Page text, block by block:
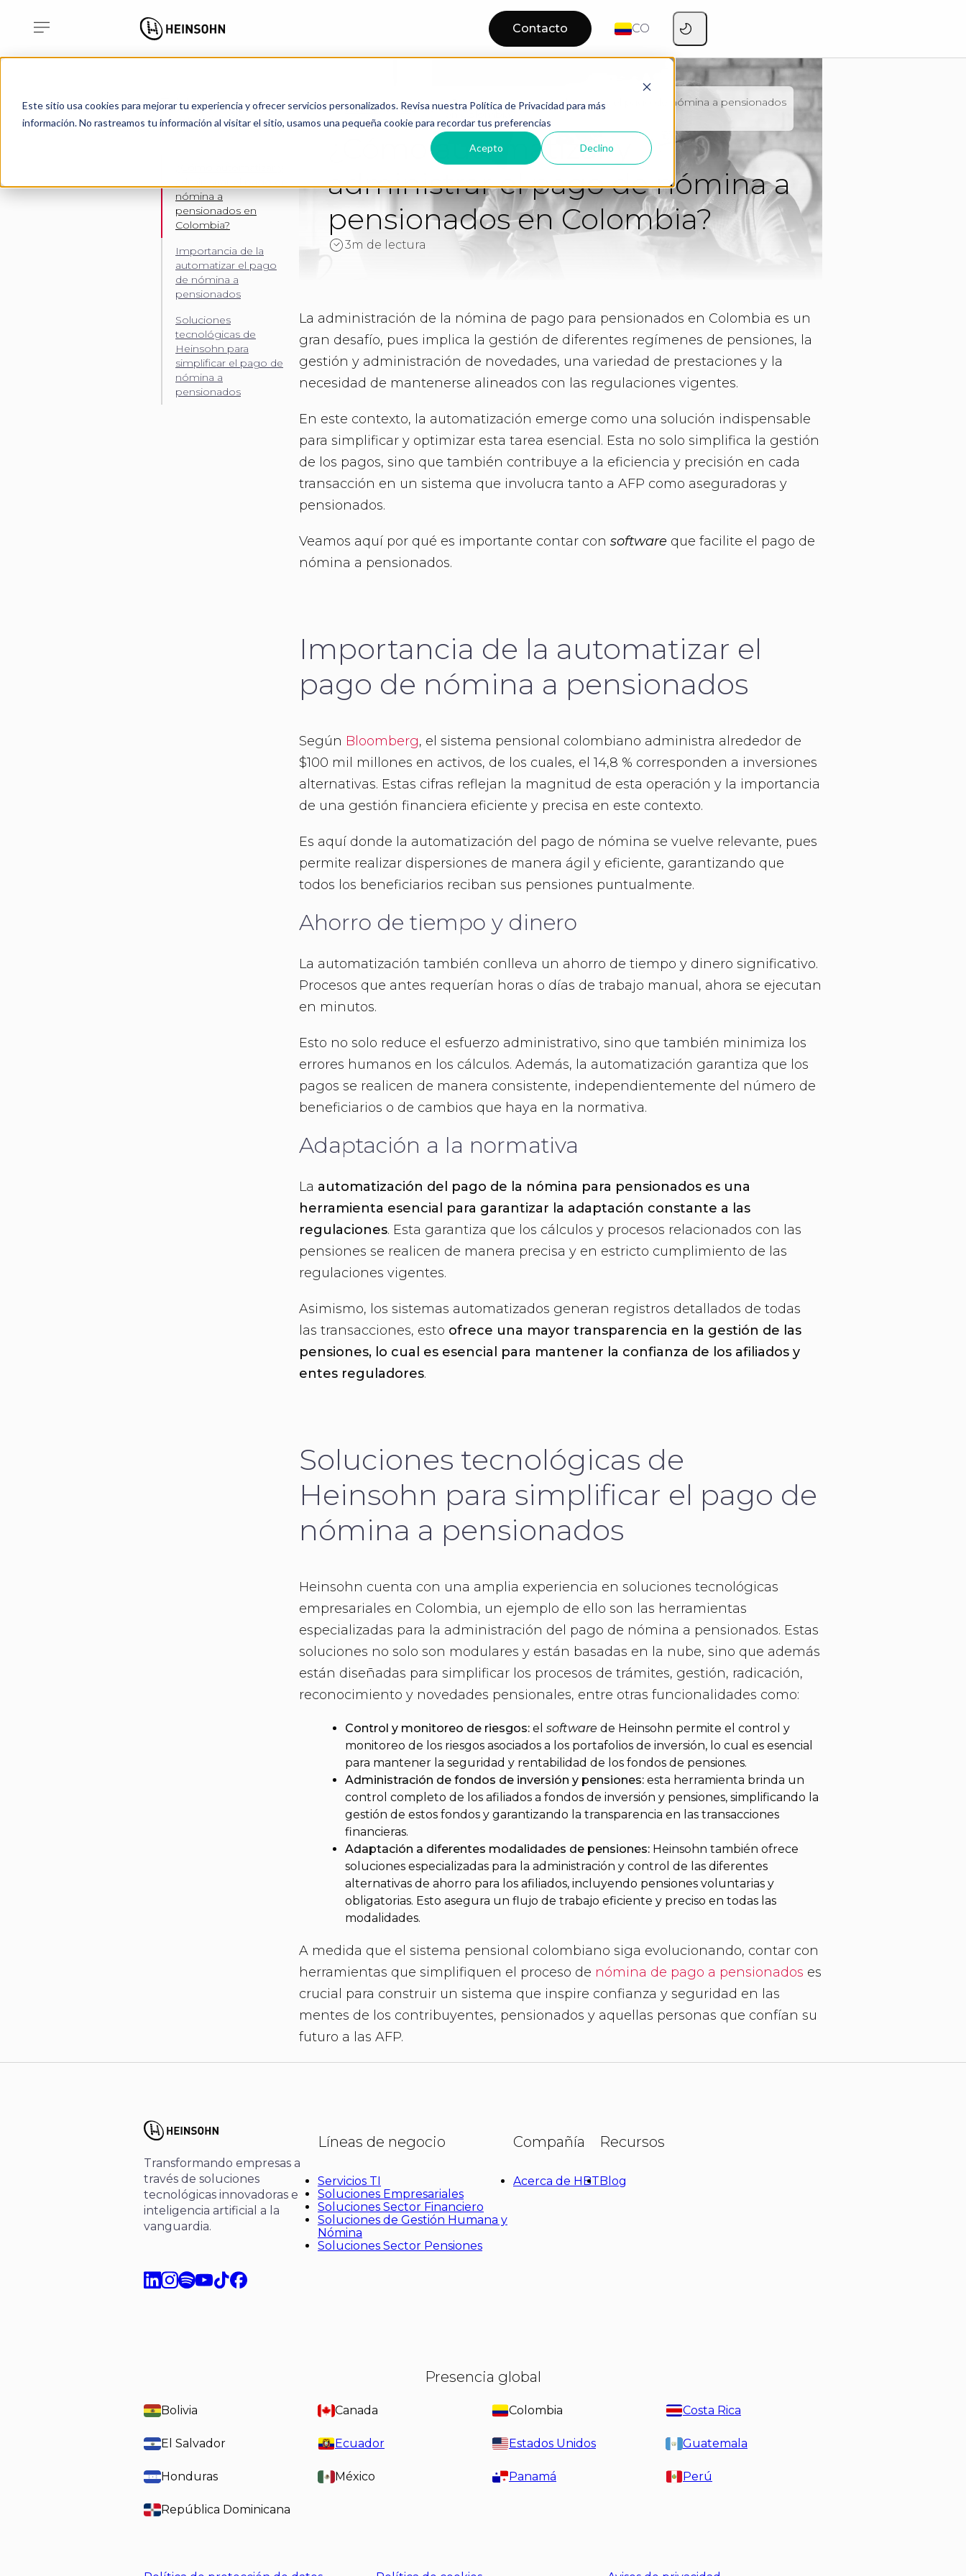
Este sitio usa cookies para mejorar tu experiencia y ofrecer servicios personalizados. Revisa nuestra Política de Privacidad para más
información. No rastreamos tu información al visitar el sitio, usamos una pequeña cookie para recordar tus preferencias
Acepto Declino
Contacto CO
Home Blog
¿Cómo automatizar y administrar el pago de nómina a pensionados
¿Cómo automatizar y
administrar el pago de nómina a
pensionados en Colombia?
3m de lectura
La administración de la nómina de pago para pensionados en Colombia es un
gran desafío, pues implica la gestión de diferentes regímenes de pensiones, la
gestión y administración de novedades, una variedad de prestaciones y la
necesidad de mantenerse alineados con las regulaciones vigentes.
En este contexto, la automatización emerge como una solución indispensable
para simplificar y optimizar esta tarea esencial. Esta no solo simplifica la gestión
de los pagos, sino que también contribuye a la eficiencia y precisión en cada
transacción en un sistema que involucra tanto a AFP como aseguradoras y
pensionados.
Veamos aquí por qué es importante contar consoftware que facilite el pago de
nómina a pensionados.
Importancia de la automatizar el
pago de nómina a pensionados
Según Bloomberg, el sistema pensional colombiano administra alrededor de
$100 mil millones en activos, de los cuales, el 14,8 % corresponden a inversiones
alternativas. Estas cifras reflejan la magnitud de esta operación y la importancia
de una gestión financiera eficiente y precisa en este contexto.
Es aquí donde la automatización del pago de nómina se vuelve relevante, pues
permite realizar dispersiones de manera ágil y eficiente, garantizando que
todos los beneficiarios reciban sus pensiones puntualmente.
Ahorro de tiempo y dinero
La automatización también conlleva un ahorro de tiempo y dinero significativo.
Procesos que antes requerían horas o días de trabajo manual, ahora se ejecutan
en minutos.
Esto no solo reduce el esfuerzo administrativo, sino que también minimiza los
errores humanos en los cálculos. Además, la automatización garantiza que los
pagos se realicen de manera consistente, independientemente del número de
beneficiarios o de cambios que haya en la normativa.
Adaptación a la normativa
La automatización del pago de la nómina para pensionados es una
herramienta esencial para garantizar la adaptación constante a las
regulaciones. Esta garantiza que los cálculos y procesos relacionados con las
pensiones se realicen de manera precisa y en estricto cumplimiento de las
regulaciones vigentes.
Asimismo, los sistemas automatizados generan registros detallados de todas
las transacciones, esto ofrece una mayor transparencia en la gestión de las
pensiones, lo cual es esencial para mantener la confianza de los afiliados y
entes reguladores.
Soluciones tecnológicas de
Heinsohn para simplificar el pago de
nómina a pensionados
Heinsohn cuenta con una amplia experiencia en soluciones tecnológicas
empresariales en Colombia, un ejemplo de ello son las herramientas
especializadas para la administración del pago de nómina a pensionados. Estas
soluciones no solo son modulares y están basadas en la nube, sino que además
están diseñadas para simplificar los procesos de trámites, gestión, radicación,
reconocimiento y novedades pensionales, entre otras funcionalidades como:
Control y monitoreo de riesgos: elsoftware de Heinsohn permite el control y
monitoreo de los riesgos asociados a los portafolios de inversión, lo cual es esencial
para mantener la seguridad y rentabilidad de los fondos de pensiones.
Administración de fondos de inversión y pensiones: esta herramienta brinda un
control completo de los afiliados a fondos de inversión y pensiones, simplificando la
gestión de estos fondos y garantizando la transparencia en las transacciones
financieras.
Adaptación a diferentes modalidades de pensiones: Heinsohn también ofrece
soluciones especializadas para la administración y control de las diferentes
alternativas de ahorro para los afiliados, incluyendo pensiones voluntarias y
obligatorias. Esto asegura un flujo de trabajo eficiente y preciso en todas las
modalidades.
A medida que el sistema pensional colombiano siga evolucionando, contar con
herramientas que simplifiquen el proceso de nómina de pago a pensionados es
crucial para construir un sistema que inspire confianza y seguridad en las
mentes de los contribuyentes, pensionados y aquellas personas que confían su
futuro a las AFP.
Tabla de
contenidos
nómina a
pensionados en
Colombia?
Importancia de la
automatizar el pago
de nómina a
pensionados
Soluciones
tecnológicas de
Heinsohn para
simplificar el pago de
nómina a
pensionados
Transformando empresas a
través de soluciones
tecnológicas innovadoras e
inteligencia artificial a la
vanguardia.
Líneas de negocio
Servicios TI
Soluciones Empresariales
Soluciones Sector Financiero
Soluciones de Gestión Humana y
Nómina
Soluciones Sector Pensiones
Compañía
Acerca de HBT
Recursos
Blog
Presencia global
Bolivia Canada Colombia Costa Rica
El Salvador Ecuador Estados Unidos Guatemala
Honduras México Panamá Perú
República Dominicana